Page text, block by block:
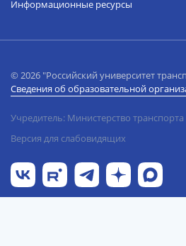
Информационные ресурсы
© 2026 "Российский университет
Сведения об образовательной
Учредитель: Министерство
Версия для слабовидящих